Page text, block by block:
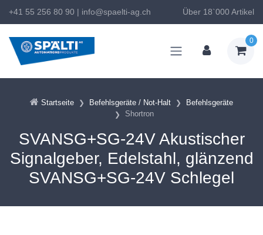
+41 55 256 80 90 | info@spaelti-ag.ch Über 18`000 Artikel
0
Startseite Befehlsgeräte / Not-Halt
Befehlsgeräte
Shortron
SVANSG+SG-24V Akustischer
Signalgeber, Edelstahl, glänzend
SVANSG+SG-24V Schlegel